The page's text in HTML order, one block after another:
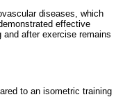
diseases, which
effective
after exercise remains
to an isometric training